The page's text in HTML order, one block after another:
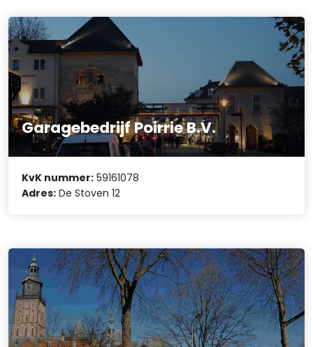
Garagebedrijf Poirrie B.V.
KvK nummer: 59161078
Adres: De Stoven 12